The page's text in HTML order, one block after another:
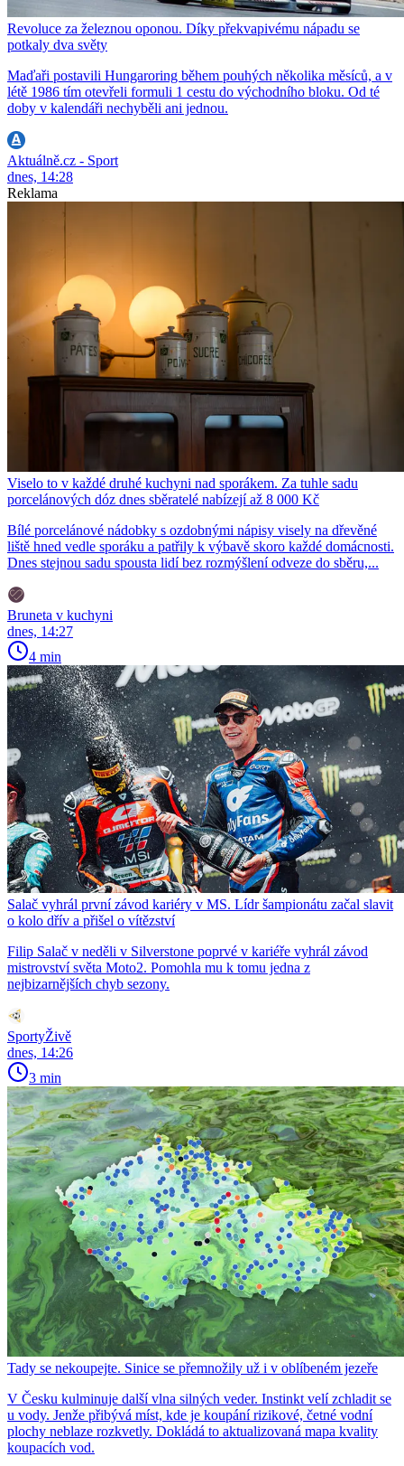
Revoluce za železnou oponou. Díky překvapivému nápadu se
potkaly dva světy
Maďaři postavili Hungaroring během pouhých několika měsíců, a v
létě 1986 tím otevřeli formuli 1 cestu do východního bloku. Od té
doby v kalendáři nechyběli ani jednou.
Aktuálně.cz - Sport
dnes, 14:28
Reklama
Viselo to v každé druhé kuchyni nad sporákem. Za tuhle sadu
porcelánových dóz dnes sběratelé nabízejí až 8 000 Kč
Bílé porcelánové nádobky s ozdobnými nápisy visely na dřevěné
liště hned vedle sporáku a patřily k výbavě skoro každé domácnosti.
Dnes stejnou sadu spousta lidí bez rozmýšlení odveze do sběru,...
Bruneta v kuchyni
dnes, 14:27
4 min
Salač vyhrál první závod kariéry v MS. Lídr šampionátu začal slavit
o kolo dřív a přišel o vítězství
Filip Salač v neděli v Silverstone poprvé v kariéře vyhrál závod
mistrovství světa Moto2. Pomohla mu k tomu jedna z
nejbizarnějších chyb sezony.
SportyŽivě
dnes, 14:26
3 min
Tady se nekoupejte. Sinice se přemnožily už i v oblíbeném jezeře
V Česku kulminuje další vlna silných veder. Instinkt velí zchladit se
u vody. Jenže přibývá míst, kde je koupání rizikové, četné vodní
plochy neblaze rozkvetly. Dokládá to aktualizovaná mapa kvality
koupacích vod.